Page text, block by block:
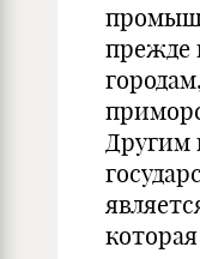
прежде
Другим